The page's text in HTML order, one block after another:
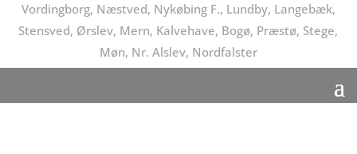
Vordingborg, Næstved, Nykøbing F., Lundby, Langebæk,
Stensved, Ørslev, Mern, Kalvehave, Bogø, Præstø, Stege,
Møn, Nr. Alslev, Nordfalster